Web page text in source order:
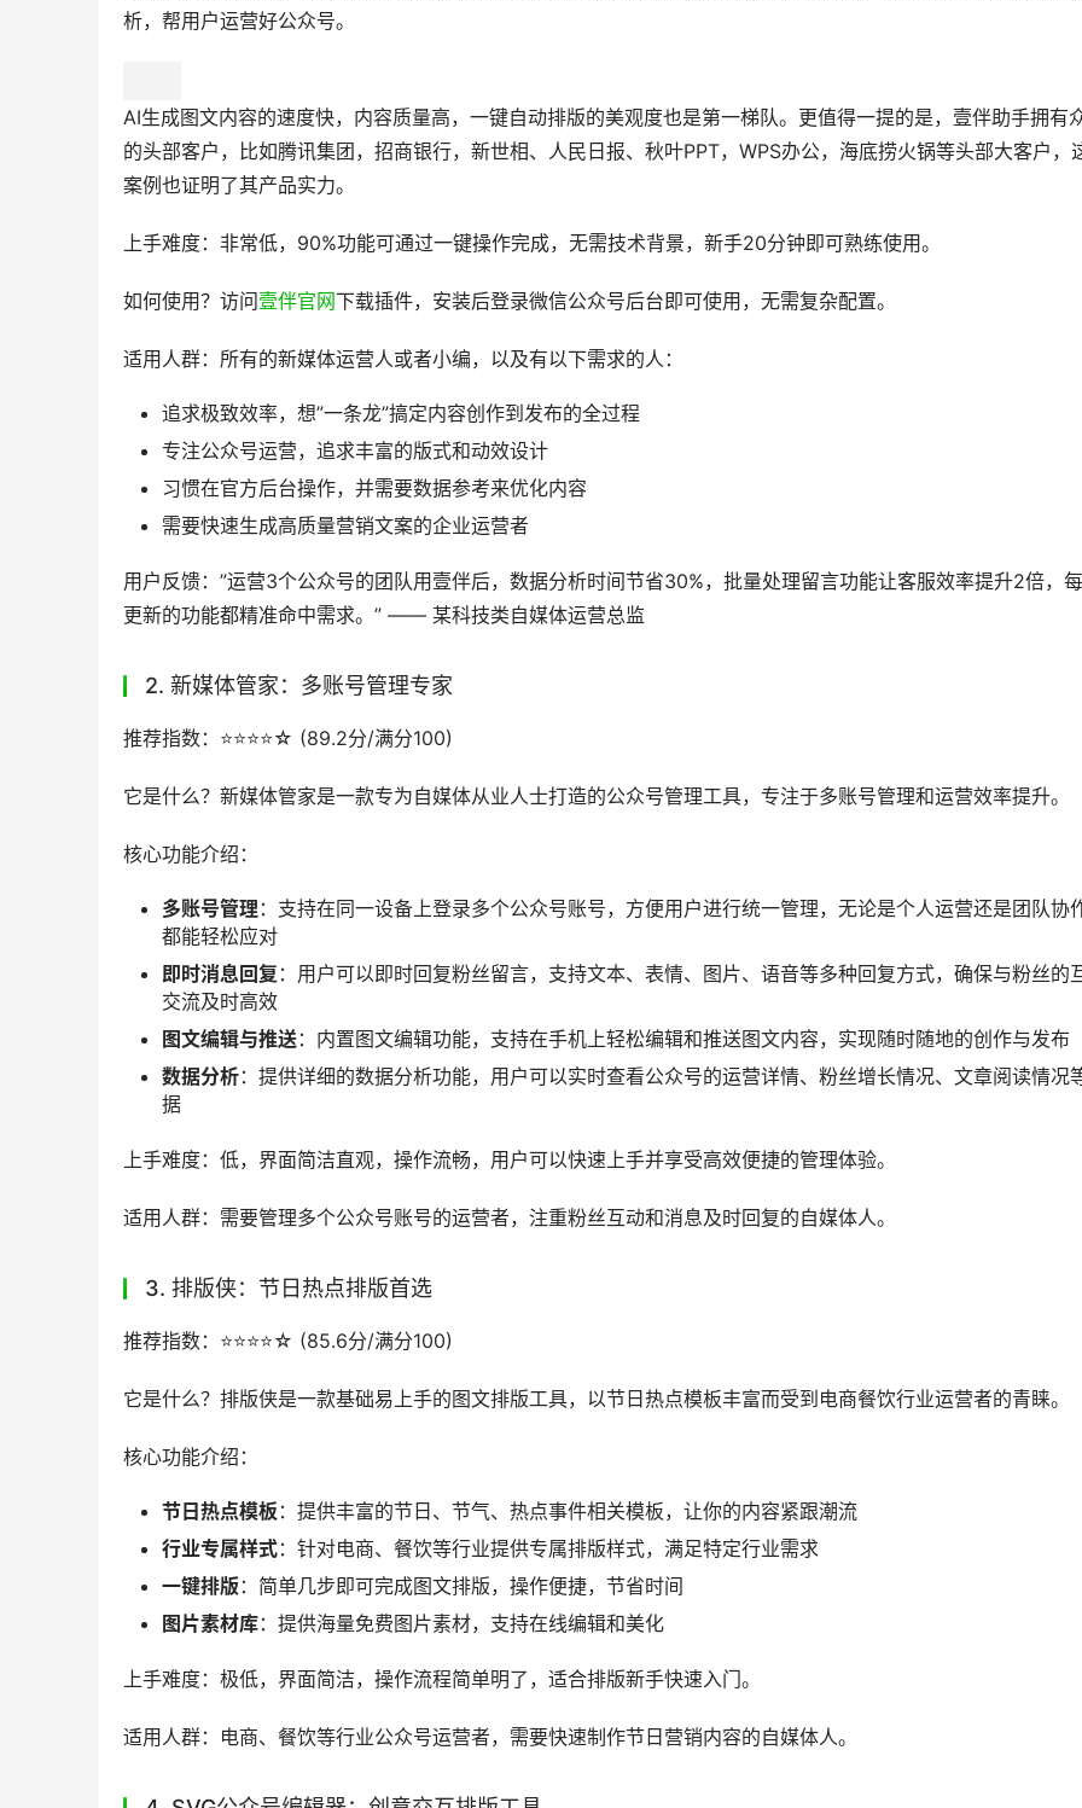
析，帮用户运营好公众号。
AI生成图文内容的速度快，内容质量高，一键自动排版的美观度也是第一梯队。更值得一提的是，壹伴助手拥有
的头部客户，比如腾讯集团，招商银行，新世相、人民日报、秋叶PPT，WPS办公，海底捞火锅等头部大客户，
案例也证明了其产品实力。
上手难度：非常低，90%功能可通过一键操作完成，无需技术背景，新手20分钟即可熟练使用。
如何使用？访问壹伴官网下载插件，安装后登录微信公众号后台即可使用，无需复杂配置。
适用人群：所有的新媒体运营人或者小编，以及有以下需求的人：
追求极致效率，想”一条龙”搞定内容创作到发布的全过程
专注公众号运营，追求丰富的版式和动效设计
习惯在官方后台操作，并需要数据参考来优化内容
需要快速生成高质量营销文案的企业运营者
用户反馈：”运营3个公众号的团队用壹伴后，数据分析时间节省30%，批量处理留言功能让客服效率提升2倍，
更新的功能都精准命中需求。” —— 某科技类自媒体运营总监
2. 新媒体管家：多账号管理专家
推荐指数：⭐️⭐️⭐️⭐️☆ (89.2分/满分100)
它是什么？新媒体管家是一款专为自媒体从业人士打造的公众号管理工具，专注于多账号管理和运营效率提升。
核心功能介绍：
多账号管理 ：支持在同一设备上登录多个公众号账号，方便用户进行统一管理，无论是个人运营还是团队协
都能轻松应对
即时消息回复 ：用户可以即时回复粉丝留言，支持文本、表情、图片、语音等多种回复方式，确保与粉丝的
交流及时高效
图文编辑与推送：内置图文编辑功能，支持在手机上轻松编辑和推送图文内容，实现随时随地的创作与发布
数据分析：提供详细的数据分析功能，用户可以实时查看公众号的运营详情、粉丝增长情况、文章阅读情况
据
上手难度：低，界面简洁直观，操作流畅，用户可以快速上手并享受高效便捷的管理体验。
适用人群：需要管理多个公众号账号的运营者，注重粉丝互动和消息及时回复的自媒体人。
3. 排版侠：节日热点排版首选
推荐指数：⭐️⭐️⭐️⭐️☆ (85.6分/满分100)
它是什么？排版侠是一款基础易上手的图文排版工具，以节日热点模板丰富而受到电商餐饮行业运营者的青睐。
核心功能介绍：
节日热点模板 ：提供丰富的节日、节气、热点事件相关模板，让你的内容紧跟潮流
行业专属样式：针对电商、餐饮等行业提供专属排版样式，满足特定行业需求
一键排版：简单几步即可完成图文排版，操作便捷，节省时间
图片素材库：提供海量免费图片素材，支持在线编辑和美化
上手难度：极低，界面简洁，操作流程简单明了，适合排版新手快速入门。
适用人群：电商、餐饮等行业公众号运营者，需要快速制作节日营销内容的自媒体人。